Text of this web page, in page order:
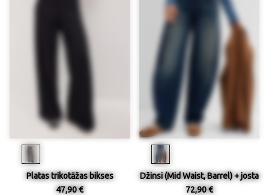
Platas trikotāžas bikses
47,90 €
Džinsi (Mid Waist, Barrel) + josta
72,90 €